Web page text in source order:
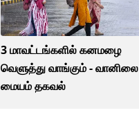
3 மாவட்டங்களில் கனமழை
வெளுத்து வாங்கும் - வானிலை
மையம் தகவல்